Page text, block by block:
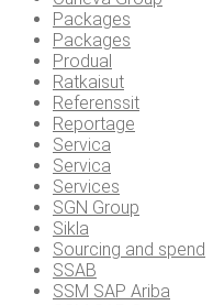
Packages
Packages
Produal
Ratkaisut
Referenssit
Reportage
Servica
Servica
Services
SGN Group
Sikla
Sourcing and spend
SSAB
SSM SAP Ariba